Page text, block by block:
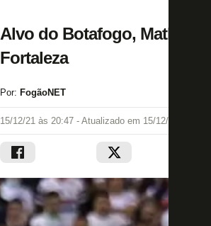
Alvo do Botafogo, Matheus
Fortaleza
Por: FogãoNET
15/12/21 às 20:47 - Atualizado em 15/12/21 às 20:54